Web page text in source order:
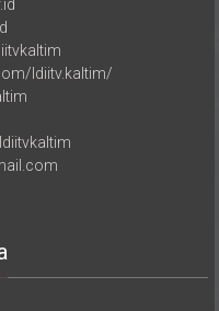
ldiitv.kaltim/